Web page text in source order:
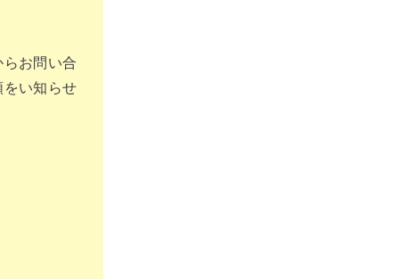
お問い合
い知らせ